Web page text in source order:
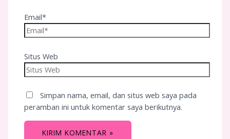
Email*
Situs Web
Simpan nama, email, dan situs web saya pada
peramban ini untuk komentar saya berikutnya.